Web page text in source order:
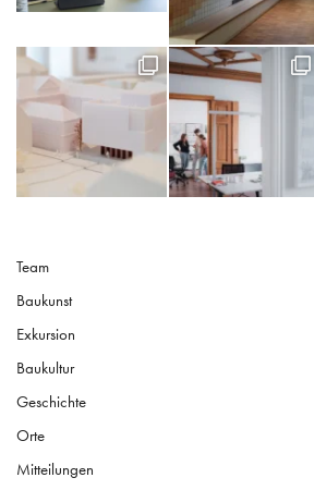
Team
Baukunst
Exkursion
Baukultur
Geschichte
Orte
Mitteilungen